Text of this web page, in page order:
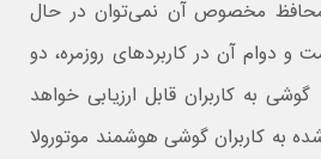
محافظ مخصوص آن نمی‌توان در حال
دوام آن در کاربردهای روزمره، دو
به کاربران قابل ارزیابی خواهد
به کاربران گوشی هوشمند موتورولا